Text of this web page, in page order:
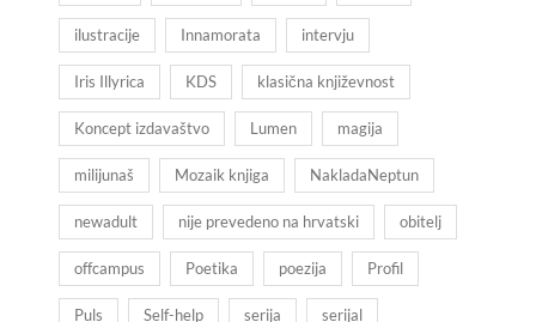
ilustracije Innamorata intervju
Iris Illyrica KDS klasična književnost
Koncept izdavaštvo Lumen magija
milijunaš Mozaik knjiga NakladaNeptun
newadult nije prevedeno na hrvatski obitelj
offcampus Poetika poezija Profil
Puls Self-help serija serijal